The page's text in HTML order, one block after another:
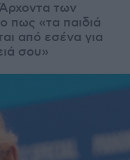
των
πως «τα παιδιά
από εσένα για
σου»